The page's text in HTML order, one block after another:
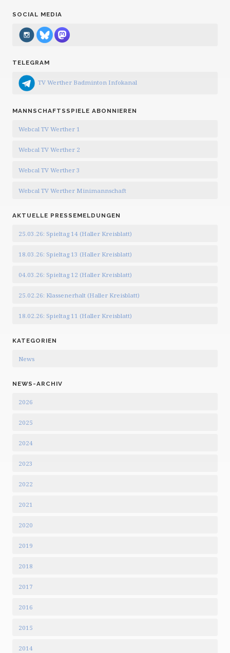
SOCIAL MEDIA
TELEGRAM
TV Werther Badminton Infokanal
MANNSCHAFTSSPIELE ABONNIEREN
Webcal TV Werther 1
Webcal TV Werther 2
Webcal TV Werther 3
Webcal TV Werther Minimannschaft
AKTUELLE PRESSEMELDUNGEN
25.03.26: Spieltag 14 (Haller Kreisblatt)
18.03.26: Spieltag 13 (Haller Kreisblatt)
04.03.26: Spieltag 12 (Haller Kreisblatt)
25.02.26: Klassenerhalt (Haller Kreisblatt)
18.02.26: Spieltag 11 (Haller Kreisblatt)
KATEGORIEN
News
NEWS-ARCHIV
2026
2025
2024
2023
2022
2021
2020
2019
2018
2017
2016
2015
2014